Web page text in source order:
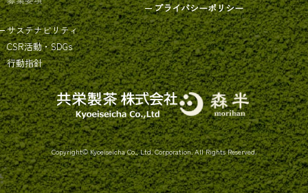
サステナビリティ
CSR活動・SDGs
行動指針
プライバシーポリシー
Copyright© Kyoeiseicha Co., Ltd. Corporation. All Rights Reserved.